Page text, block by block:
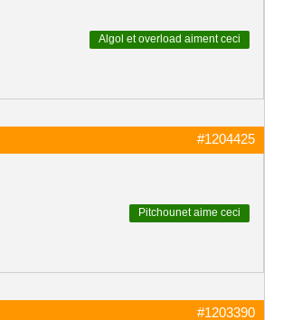
Algol etoverload aiment ceci
#1204425
Pitchounetaime ceci
#1203390